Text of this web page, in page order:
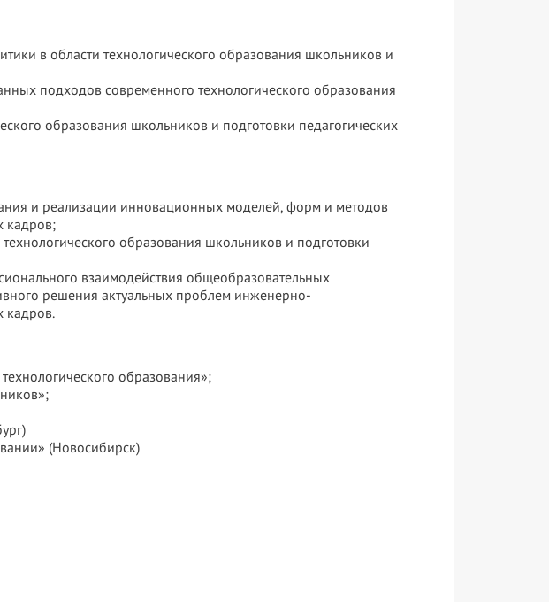
в области технологического образования школьников и
подходов современного технологического образования
образования школьников и подготовки педагогических
и реализации инновационных моделей, форм и методов
кадров;
образования школьников и подготовки
взаимодействия общеобразовательных
решения актуальных проблем инженерно-
кадров.
образования»;
(Новосибирск)